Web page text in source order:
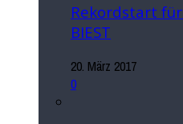
Rekordstart für:
BIEST
20. März 2017
0